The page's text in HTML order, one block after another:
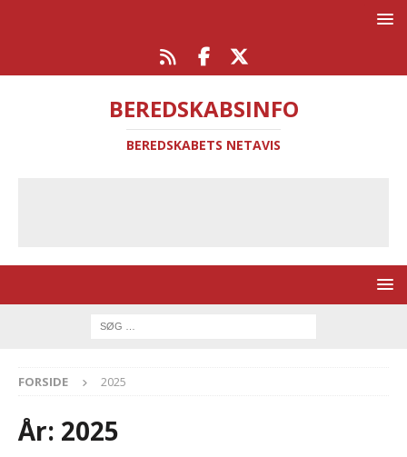
BEREDSKABSINFO
BEREDSKABETS NETAVIS
FORSIDE 2025
År: 2025